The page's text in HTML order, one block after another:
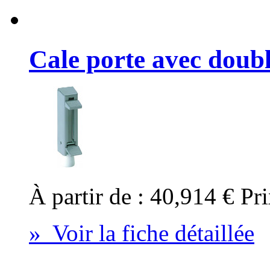
Cale porte avec
À partir de : 40,914 €
» Voir la fiche détaillée